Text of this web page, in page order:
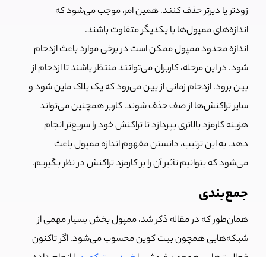
زودتر یا دیرتر حذف کنند. همین امر، موجب می‌شود که
اندازه‌های ممپول‌ها با یکدیگر متفاوت باشند.
اندازه محدود ممپول ممکن است در برخی موارد باعث ازدحام
شود. در این مرحله، کاربران می‌توانند منتظر باشند تا ازدحام از
بین برود. ازدحام زمانی از بین می‌رود که یک بلاک ماین شود و
سایر تراکنش‌ها از صف حذف شوند. کاربر همچنین می‌تواند
هزینه کارمزد بالاتری بپردازد تا تراکنش خود را سریع‌تر انجام
دهد. به این ترتیب، دانستن مفهوم اندازه ممپول باعث
می‌شود که بتوانیم تأثیر آن را بر کارمزد تراکنش در نظر بگیریم.
جمع‌بندی
همان‌طور که در مقاله ذکر شد، ممپول بخش بسیار مهمی از
شبکه‌هایی همچون بیت کوین محسوب می‌شود. اگر تاکنون